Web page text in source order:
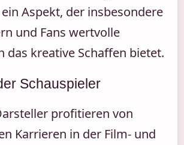
Aspekt, der insbesondere
und Fans wertvolle
das kreative Schaffen bietet.
Schauspieler
profitieren von
Karrieren in der Film- und